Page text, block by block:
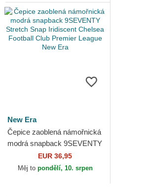
New Era
Čepice zaoblená námořnická
modrá snapback 9SEVENTY
Stretch Snap Iridiscent
Chelsea Football Club...
EUR 36,95
Měj to pondělí, 10. srpen